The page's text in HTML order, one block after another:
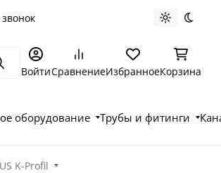
Светлая
ВойтиСравнениеИзбранноеКорзина
оборудование Трубы и фитинги
K-Profil